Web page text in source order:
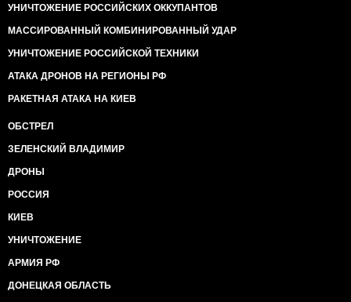
УНИЧТОЖЕНИЕ РОССИЙСКИХ ОККУПАНТОВ
МАССИРОВАННЫЙ КОМБИНИРОВАННЫЙ УДАР
УНИЧТОЖЕНИЕ РОССИЙСКОЙ ТЕХНИКИ
АТАКА ДРОНОВ НА РЕГИОНЫ РФ
РАКЕТНАЯ АТАКА НА КИЕВ
ОБСТРЕЛ
ЗЕЛЕНСКИЙ ВЛАДИМИР
ДРОНЫ
РОССИЯ
КИЕВ
УНИЧТОЖЕНИЕ
АРМИЯ РФ
ДОНЕЦКАЯ ОБЛАСТЬ